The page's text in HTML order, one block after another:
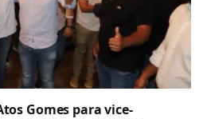
Gomes para vice-